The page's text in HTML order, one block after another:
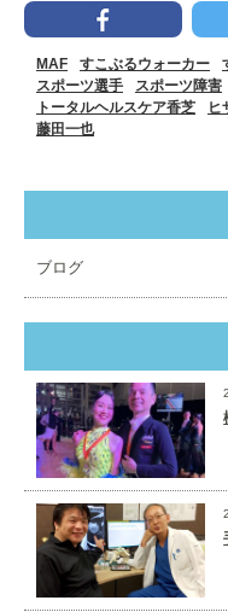
MAF すこぶるウォーカー
スポーツ選手
スポーツ障害
トータルヘルスケア香芝
ヒ
藤田一也
ブログ